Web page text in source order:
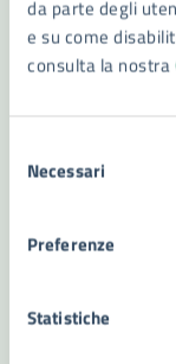
da parte degli
e su come
consulta la nostra
delNecessari
Preferenze
Statistiche
Contatta il
Richiedi
Problemi in